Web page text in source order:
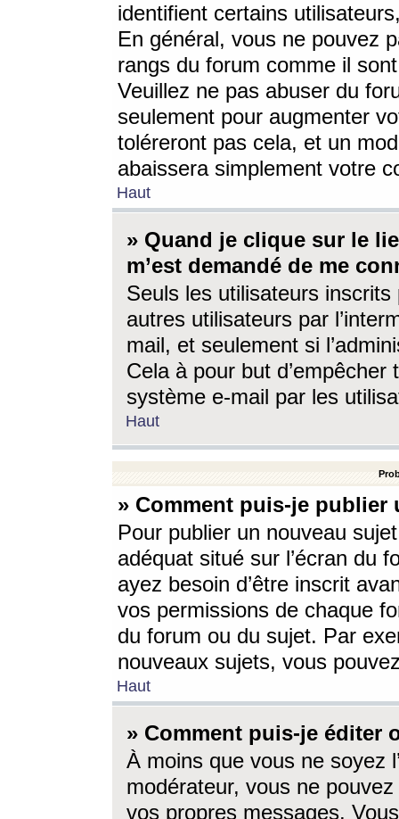
identifient certains
En général, vous ne pouvez
rangs du forum comme il
Veuillez ne pas abuser du
seulement pour augmenter
toléreront pas cela, et un
abaissera simplement votre
Haut
» Quand je clique sur le
m’est demandé de me
Seuls les utilisateurs
autres utilisateurs par
mail, et seulement si
Cela à pour but
système e-mail par les
Haut
» Comment puis-je
Pour publier un nouveau
adéquat situé sur l’écran du
ayez besoin d’être inscrit
vos permissions de chaque
du forum ou du sujet. Par
nouveaux sujets, vous
Haut
» Comment puis-je éditer
À moins que vous ne soyez
modérateur, vous ne
vos propres messages.